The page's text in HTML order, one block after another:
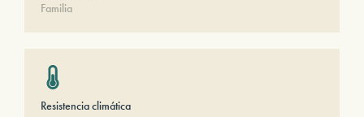
Familia
Resistencia climática